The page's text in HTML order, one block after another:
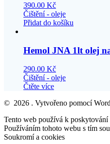
390.00 Kč
Čištění - oleje
Přidat do košíku
Hemol JNA 1lt olej
290.00 Kč
Čištění - oleje
Čtěte více
© 2026 . Vytvořeno pomocí
Tento web používá k poskytování
Používáním tohoto webu s tím
Soukromí a cookies